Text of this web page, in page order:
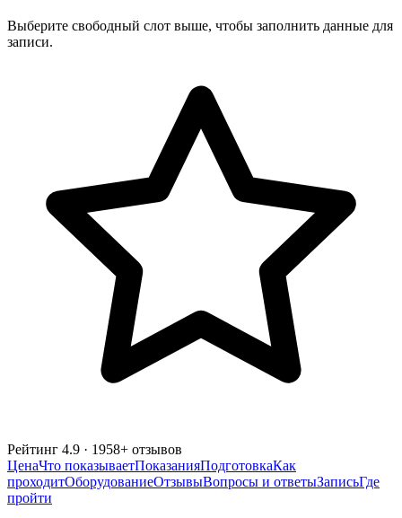
Выберите свободный слот выше, чтобы заполнить данные для
записи.
Рейтинг 4.9 · 1958+ отзывов
ЦенаЧто показываетПоказанияПодготовкаКак
проходитОборудованиеОтзывыВопросы и ответыЗаписьГде
пройти